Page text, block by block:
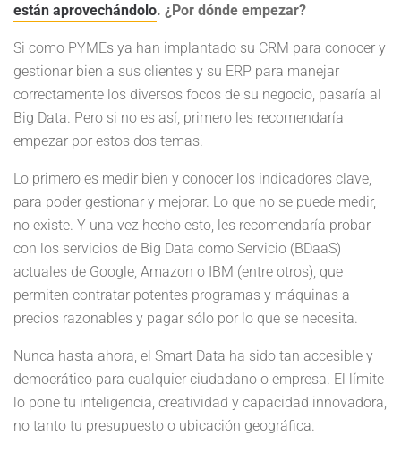
están aprovechándolo. ¿Por dónde empezar?
Si como PYMEs ya han implantado su CRM para conocer y
gestionar bien a sus clientes y su ERP para manejar
correctamente los diversos focos de su negocio, pasaría al
Big Data. Pero si no es así, primero les recomendaría
empezar por estos dos temas.
Lo primero es medir bien y conocer los indicadores clave,
para poder gestionar y mejorar. Lo que no se puede medir,
no existe. Y una vez hecho esto, les recomendaría probar
con los servicios de Big Data como Servicio (BDaaS)
actuales de Google, Amazon o IBM (entre otros), que
permiten contratar potentes programas y máquinas a
precios razonables y pagar sólo por lo que se necesita.
Nunca hasta ahora, el Smart Data ha sido tan accesible y
democrático para cualquier ciudadano o empresa. El límite
lo pone tu inteligencia, creatividad y capacidad innovadora,
no tanto tu presupuesto o ubicación geográfica.